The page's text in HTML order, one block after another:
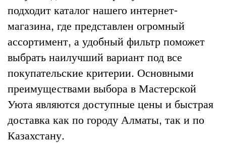
подходит каталог нашего интернет-
магазина, где представлен огромный
ассортимент, а удобный фильтр поможет
выбрать наилучший вариант под все
покупательские критерии. Основными
преимуществами выбора в Мастерской
Уюта являются доступные цены и быстрая
доставка как по городу Алматы, так и по
Казахстану.